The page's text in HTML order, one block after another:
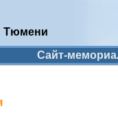
Тюмени
Сайт-